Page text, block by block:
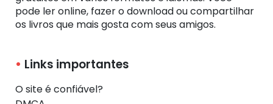
pode ler online, fazer o download ou compartilhar
os livros que mais gosta com seus amigos.
Links importantes
O site é confiável?